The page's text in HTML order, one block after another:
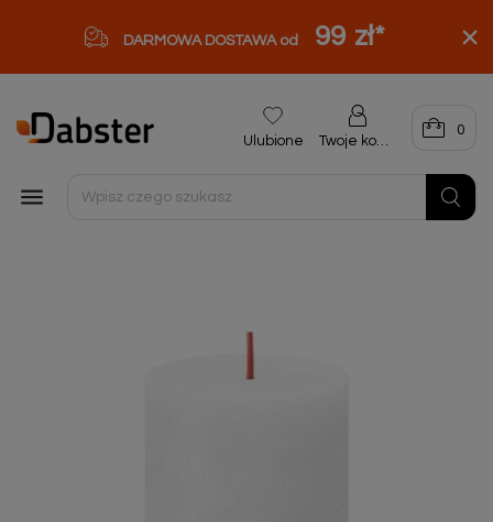
DARMOWA DOSTAWA od 99 zł*

Ulubione Twoje konto
0